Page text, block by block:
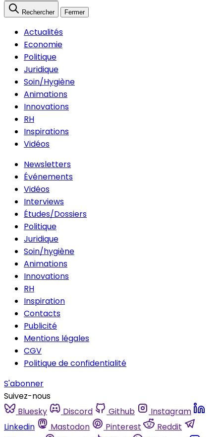
Rechercher Fermer
Actualités
Economie
Politique
Juridique
Soin/Hygiène
Animations
Innovations
RH
Inspirations
Vidéos
Newsletters
Événements
Vidéos
Interviews
Études/Dossiers
Politique
Juridique
Soin/hygiène
Animations
Innovations
RH
Inspiration
Contacts
Publicité
Mentions légales
CGV
Politique de confidentialité
S'abonner
Suivez-nous
Bluesky
Discord Github
Instagram
Linkedin
Mastodon Pinterest
Reddit